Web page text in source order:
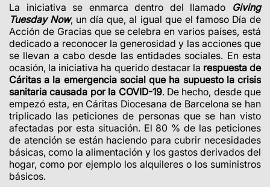
La iniciativa se enmarca dentro del llamado Giving
Tuesday Now, un día que, al igual que el famoso Día de
Acción de Gracias que se celebra en varios países, está
dedicado a reconocer la generosidad y las acciones que
se llevan a cabo desde las entidades sociales. En esta
ocasión, la iniciativa ha querido destacar la respuesta de
Cáritas a la emergencia social que ha supuesto la crisis
sanitaria causada por la COVID-19. De hecho, desde que
empezó esta, en Cáritas Diocesana de Barcelona se han
triplicado las peticiones de personas que se han visto
afectadas por esta situación. El 80 % de las peticiones
de atención se están haciendo para cubrir necesidades
básicas, como la alimentación y los gastos derivados del
hogar, como por ejemplo los alquileres o los suministros
básicos.